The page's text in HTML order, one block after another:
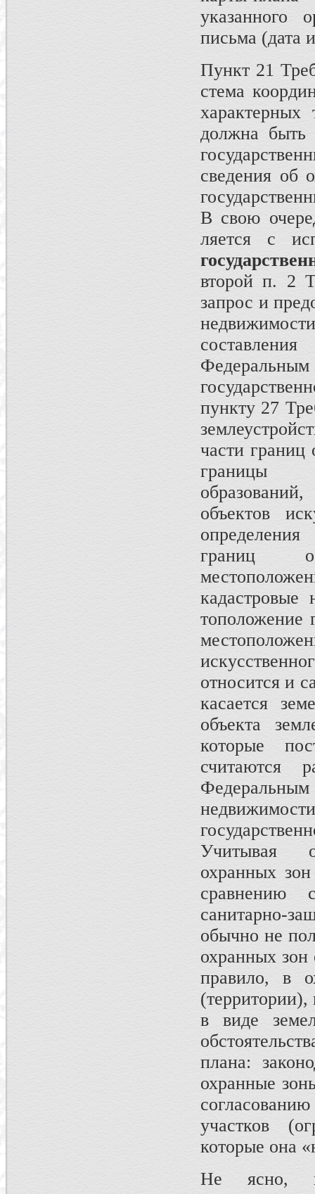
указанного
письма (дата
Пункт 21
стема
характерных
должна быть
сведения об
В свою
ляется с
второй п. 2
запрос и
пункту 27
части границ
границы
объектов
границ
тоположение
относится и
касается
объекта
которые
считаются
Федеральным
Учитывая
охранных зон
срав­нению
санитарно-
обычно не
охран­ных зон
правило, в
в виде
плана:
охранные
участков
которые она
Не ясно,